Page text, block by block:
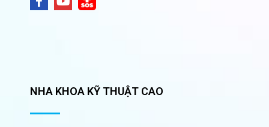
NHA KHOA KỸ THUẬT CAO